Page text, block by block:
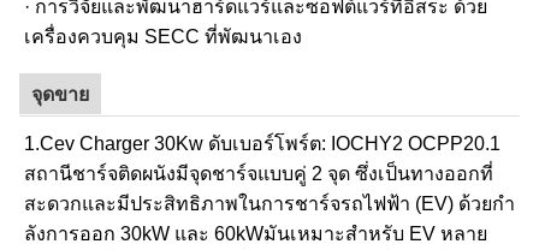
· การวิจัยและพัฒนาฮาร์ดแวร์และซอฟต์แวร์ที่อิสระ ด้วย
เครื่องควบคุม SECC ที่พัฒนาเอง
จุดขาย
1.Cev Charger 30Kw ดับเบอร์โพร์ต: IOCHY2 OCPP20.1
สถานีชาร์จติดผนังมีจุดชาร์จแบบคู่ 2 จุด ซึ่งเป็นทางออกที่
สะดวกและมีประสิทธิภาพในการชาร์จรถไฟฟ้า (EV) ด้วยกํา
ลังการออก 30kW และ 60kWมันเหมาะสําหรับ EV หลาย